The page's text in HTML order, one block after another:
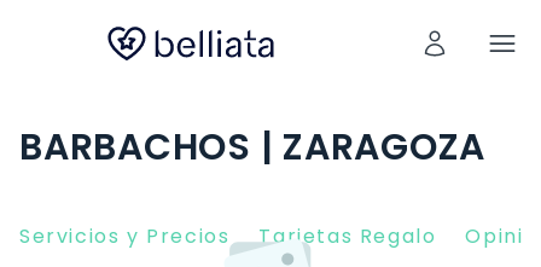
BARBACHOS | ZARAGOZA
Servicios y Precios Tarjetas Regalo